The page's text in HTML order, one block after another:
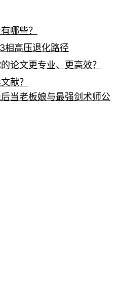
哪些？
相高压退化路径
论文更专业、更高效？
献？
当老板娘与最强剑术师公